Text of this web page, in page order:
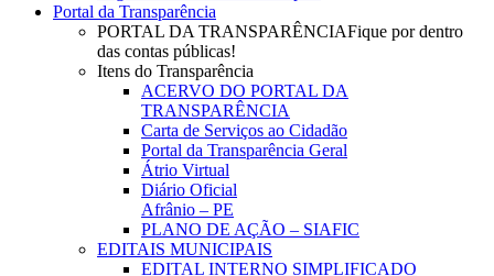
Portal da Transparência
PORTAL DA TRANSPARÊNCIAFique por dentro
das contas públicas!
Itens do Transparência
ACERVO DO PORTAL DA
TRANSPARÊNCIA
Carta de Serviços ao Cidadão
Portal da Transparência Geral
Átrio Virtual
Diário Oficial
Afrânio – PE
PLANO DE AÇÃO – SIAFIC
EDITAIS MUNICIPAIS
EDITAL INTERNO SIMPLIFICADO